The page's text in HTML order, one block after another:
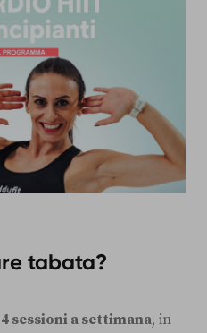
tabata?
sessioni a settimana, in